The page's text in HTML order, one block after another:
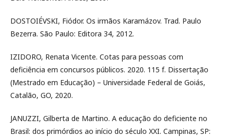
DOSTOIÉVSKI, Fiódor. Os irmãos Karamázov. Trad. Paulo
Bezerra. São Paulo: Editora 34, 2012.
IZIDORO, Renata Vicente. Cotas para pessoas com
deficiência em concursos públicos. 2020. 115 f. Dissertação
(Mestrado em Educação) – Universidade Federal de Goiás,
Catalão, GO, 2020.
JANUZZI, Gilberta de Martino. A educação do deficiente no
Brasil: dos primórdios ao início do século XXI. Campinas, SP: